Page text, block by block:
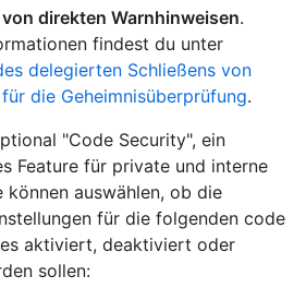
direkten Warnhinweisen.
findest du unter
delegierten Schließens von
die Geheimnisüberprüfung.
"Code Security", ein
Feature für private und interne
können auswählen, ob die
für die folgenden code
aktiviert, deaktiviert oder
sollen: